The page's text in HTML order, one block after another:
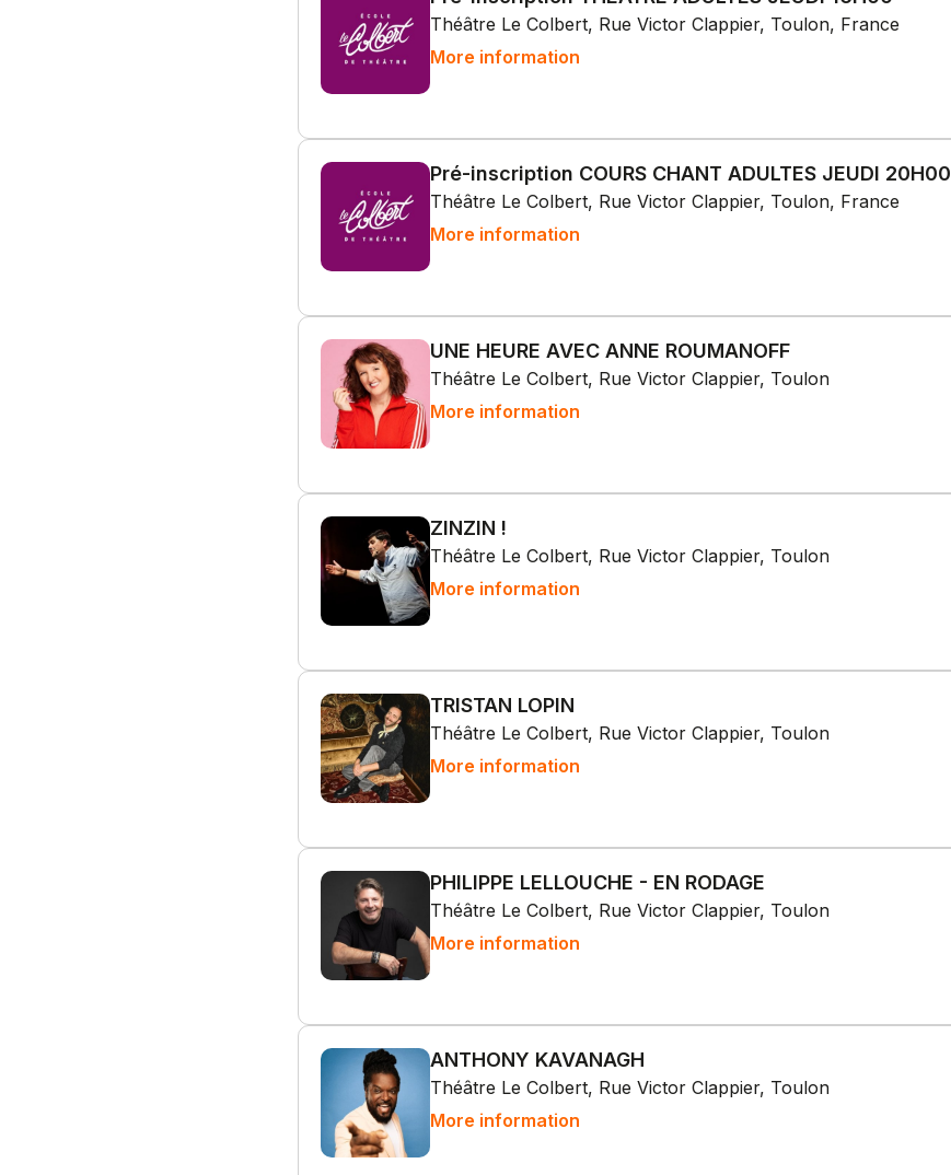
Théâtre Le Colbert, Rue Victor Clappier, Toulon, France
More information
Pré-inscription COURS CHANT ADULTES JEUDI 20H00
Théâtre Le Colbert, Rue Victor Clappier, Toulon, France
More information
UNE HEURE AVEC ANNE ROUMANOFF
Théâtre Le Colbert, Rue Victor Clappier, Toulon
More information
ZINZIN !
Théâtre Le Colbert, Rue Victor Clappier, Toulon
More information
TRISTAN LOPIN
Théâtre Le Colbert, Rue Victor Clappier, Toulon
More information
PHILIPPE LELLOUCHE - EN RODAGE
Théâtre Le Colbert, Rue Victor Clappier, Toulon
More information
ANTHONY KAVANAGH
Théâtre Le Colbert, Rue Victor Clappier, Toulon
More information